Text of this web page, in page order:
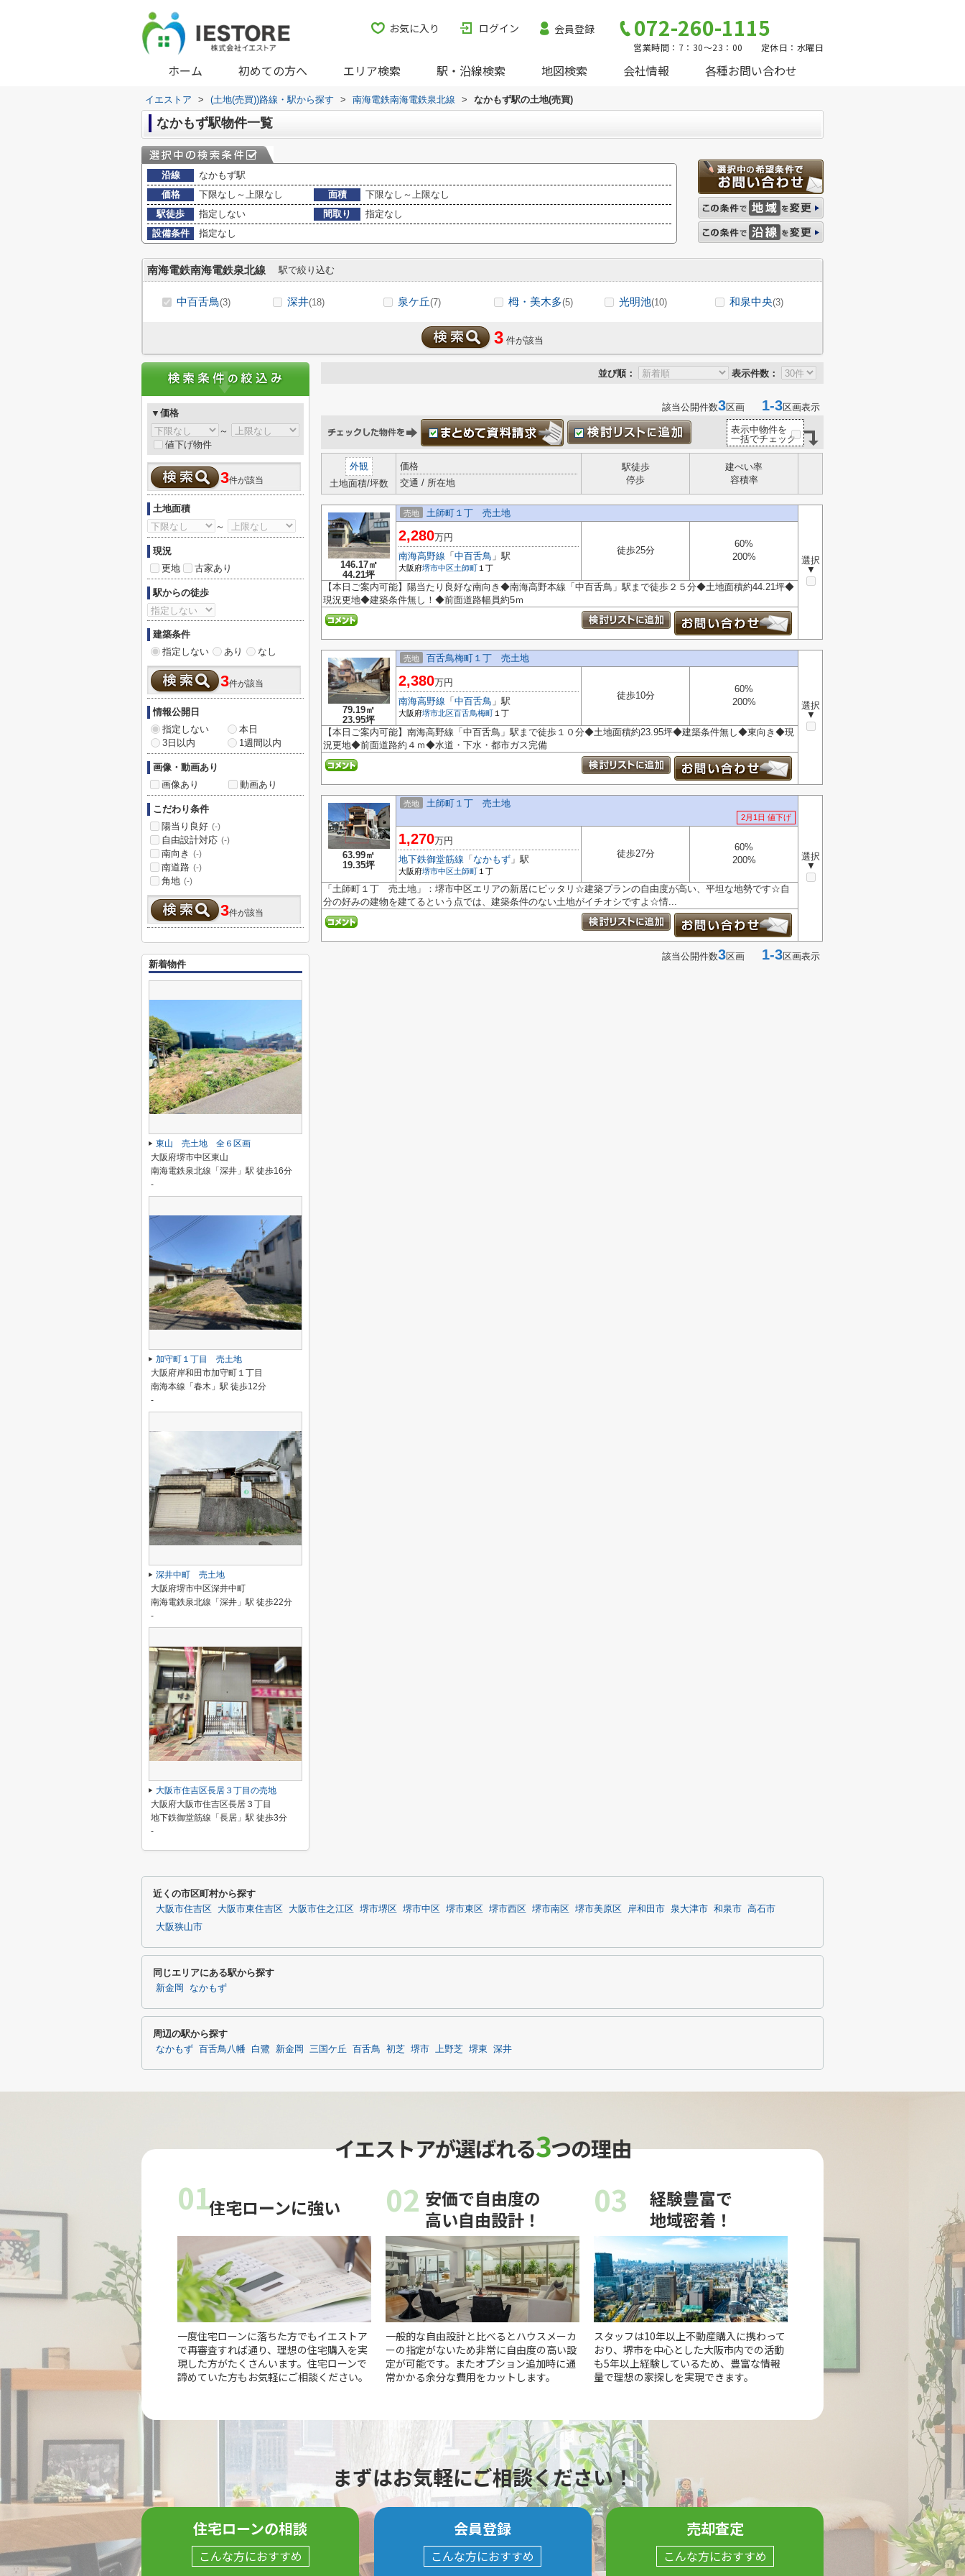
お気に入り ログイン 会員登録 072-260-1115
営業時間：7：30～23：00 定休日：水曜日
ホーム 初めての方へ エリア検索 駅・沿線検索 地図検索 会社情報 各種お問い合わせ
イエストア > (土地(売買))路線・駅から探す > 南海電鉄南海電鉄泉北線 > なかもず駅の土地(売買)
なかもず駅物件一覧
沿線
なかもず駅
価格
下限なし～上限なし 面積
下限なし～上限なし
駅徒歩
指定しない 間取り
指定なし
設備条件
指定なし
南海電鉄南海電鉄泉北線 駅で絞り込む
中百舌鳥(3) 深井(18) 泉ケ丘(7) 栂・美木多(5) 光明池(10) 和泉中央(3)
3 件が該当
並び順： 表示件数：
該当公開件数3区画 1-3区画表示
表示中物件を
一括でチェック
外観
土地面積/坪数
価格
交通 / 所在地
駅徒歩
停歩
建ぺい率
容積率
146.17㎡
44.21坪
売地 土師町１丁 売土地
選択
▼
2,280万円
南海高野線 「 中百舌鳥 」駅
大阪府堺市中区土師町 １丁
徒歩25分
60%
200%
【本日ご案内可能】陽当たり良好な南向き◆南海高野本線「中百舌鳥」駅まで徒歩２５分◆土地面積約44.21坪◆
現況更地◆建築条件無し！◆前面道路幅員約5ｍ
79.19㎡
23.95坪
売地 百舌鳥梅町１丁 売土地
選択
▼
2,380万円
南海高野線 「 中百舌鳥 」駅
大阪府堺市北区百舌鳥梅町 １丁
徒歩10分
60%
200%
【本日ご案内可能】南海高野線「中百舌鳥」駅まで徒歩１０分◆土地面積約23.95坪◆建築条件無し◆東向き◆現
況更地◆前面道路約４ｍ◆水道・下水・都市ガス完備
63.99㎡
19.35坪
売地 土師町１丁 売土地
2月1日 値下げ
選択
▼
1,270万円
地下鉄御堂筋線 「 なかもず 」駅
大阪府堺市中区土師町 １丁
徒歩27分
60%
200%
「土師町１丁 売土地」：堺市中区エリアの新居にピッタリ☆建築プランの自由度が高い、平坦な地勢です☆自
分の好みの建物を建てるという点では、建築条件のない土地がイチオシですよ☆情...
該当公開件数3区画 1-3区画表示
▼価格
～
値下げ物件
3件が該当
土地面積
～
現況
更地
古家あり
駅からの徒歩
建築条件
指定しない
あり なし
3件が該当
情報公開日
指定しない
本日
3日以内
1週間以内
画像・動画あり
画像あり
動画あり
こだわり条件
陽当り良好 (-)
自由設計対応 (-)
南向き (-)
南道路 (-)
角地 (-)
3件が該当
新着物件
東山 売土地 全６区画
大阪府堺市中区東山
南海電鉄泉北線「深井」駅 徒歩16分
-
加守町１丁目 売土地
大阪府岸和田市加守町１丁目
南海本線「春木」駅 徒歩12分
-
深井中町 売土地
大阪府堺市中区深井中町
南海電鉄泉北線「深井」駅 徒歩22分
-
大阪市住吉区長居３丁目の売地
大阪府大阪市住吉区長居３丁目
地下鉄御堂筋線「長居」駅 徒歩3分
-
近くの市区町村から探す
大阪市住吉区 大阪市東住吉区 大阪市住之江区 堺市堺区 堺市中区 堺市東区 堺市西区 堺市南区 堺市美原区 岸和田市 泉大津市 和泉市
高石市
大阪狭山市
同じエリアにある駅から探す
新金岡 なかもず
周辺の駅から探す
なかもず 百舌鳥八幡 白鷺 新金岡 三国ケ丘 百舌鳥 初芝 堺市 上野芝 堺東 深井
イエストアが選ばれる3つの理由
01住宅ローンに強い
一度住宅ローンに落ちた方でもイエストア
で再審査すれば通り、理想の住宅購入を実
現した方がたくさんいます。住宅ローンで
諦めていた方もお気軽にご相談ください。
02 安価で自由度の
高い自由設計！
一般的な自由設計と比べるとハウスメーカ
ーの指定がないため非常に自由度の高い設
定が可能です。またオプション追加時に通
常かかる余分な費用をカットします。
03
経験豊富で
地域密着！
スタッフは10年以上不動産購入に携わって
おり、堺市を中心とした大阪市内での活動
も5年以上経験しているため、豊富な情報
量で理想の家探しを実現できます。
まずはお気軽にご相談ください！
住宅ローンの相談
こんな方におすすめ
会員登録
こんな方におすすめ
売却査定
こんな方におすすめ